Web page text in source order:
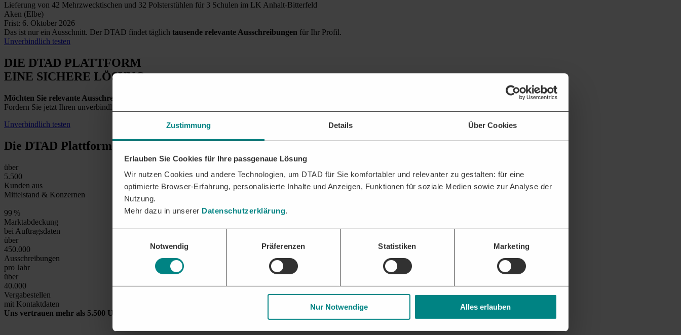
Zustimmung Details Über Cookies
Erlauben Sie Cookies für Ihre passgenaue Lösung
Wir nutzen Cookies und andere Technologien, um DTAD für Sie komfortabler und relevanter zu gestalten: für eine
optimierte Browser-Erfahrung, personalisierte Inhalte und Anzeigen, Funktionen für soziale Medien sowie zur Analyse der
Nutzung.
Mehr dazu in unserer Datenschutzerklärung.
Notwendig
Präferenzen Statistiken Marketing
Nur Notwendige Alles erlauben
Lieferung von 42 Mehrzwecktischen und 32 Polsterstühlen für 3 Schulen im LK Anhalt-Bitterfeld
Aken (Elbe)
Frist: 6. Oktober 2026
Das ist nur ein Ausschnitt. Der DTAD findet täglich tausende relevante Ausschreibungen für Ihr Profil.
Unverbindlich testen
DIE DTAD PLATTFORM
EINE SICHERE LÖSUNG
Möchten Sie relevante Ausschreibungen in Kleve und der Umgebung finden?
Fordern Sie jetzt Ihren unverbindlichen Testzugang an und entdecken Sie alle relevanten Auftragschancen für Ihr Unternehmen.
Unverbindlich testen
Die DTAD Plattformin Zahlen
über
5.500
Kunden aus
Mittelstand & Konzernen
99 %
Marktabdeckung
bei Auftragsdaten
über
450.000
Ausschreibungen
pro Jahr
über
40.000
Vergabestellen
mit Kontaktdaten
Uns vertrauen mehr als 5.500 Unternehmen